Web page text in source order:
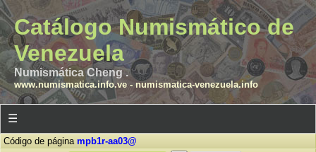
Catálogo Numismático de
Venezuela
Numismática Cheng .
www.numismatica.info.ve- numismatica-venezuela.info
☰
Código de página mpb1r-aa03@